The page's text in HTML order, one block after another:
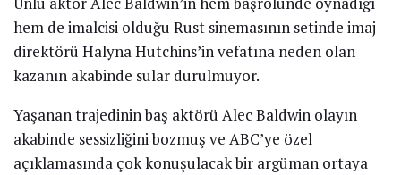
hem de imalcisi olduğu Rust sinemasının setinde imaj
direktörü Halyna Hutchins’in vefatına neden olan
kazanın akabinde sular durulmuyor.
Yaşanan trajedinin baş aktörü Alec Baldwin olayın
akabinde sessizliğini bozmuş ve ABC’ye özel
açıklamasında çok konuşulacak bir argüman ortaya